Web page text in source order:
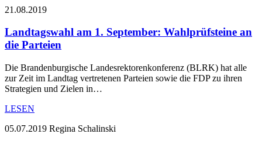
21.08.2019
Landtagswahl am 1. September: Wahlprüfsteine an
die Parteien
Die Brandenburgische Landesrektorenkonferenz (BLRK) hat alle
zur Zeit im Landtag vertretenen Parteien sowie die FDP zu ihren
Strategien und Zielen in…
LESEN
05.07.2019 Regina Schalinski